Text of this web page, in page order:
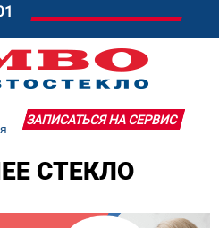
ЗАПИСАТЬСЯ НА СЕРВИС
СТЕКЛО